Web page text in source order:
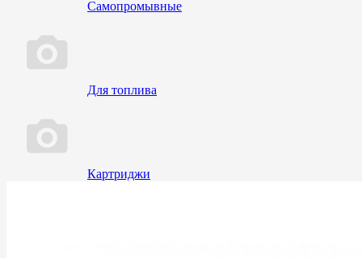
Самопромывные
Для топлива
Картриджи